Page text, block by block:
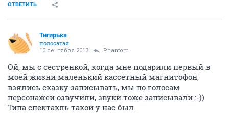
ОТВЕТИТЬ
Тигирька
полосатая
10 сентября 2013 Phantom
Ой, мы с сестренкой, когда мне подарили первый в
моей жизни маленький кассетный магнитофон,
взялись сказку записывать, мы по голосам
персонажей озвучили, звуки тоже записывали :-))
Типа спектакль такой у нас был.